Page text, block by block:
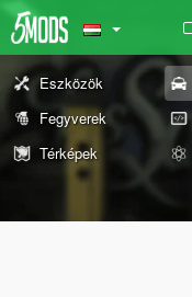
Eszközök
Fegyverek
Térképek